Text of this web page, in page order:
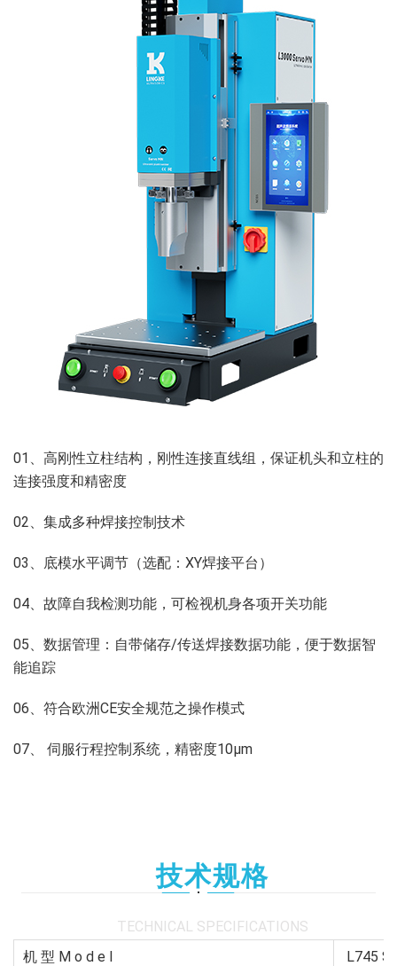
01、高刚性立柱结构，刚性连接直线组，保证机头和立柱的
连接强度和精密度
02、集成多种焊接控制技术
03、底模水平调节（选配：XY焊接平台）
04、故障自我检测功能，可检视机身各项开关功能
05、数据管理：自带储存/传送焊接数据功能，便于数据智
能追踪
06、符合欧洲CE安全规范之操作模式
07、 伺服行程控制系统，精密度10μm
技术规格
TECHNICAL SPECIFICATIONS
机 型 M o d e l
L745